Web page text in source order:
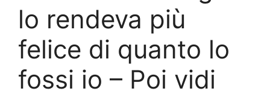
lo rendeva più
felice di quanto lo
fossi io – Poi vidi